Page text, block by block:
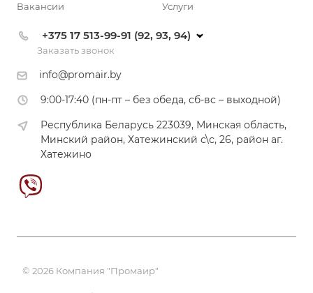
Вакансии
Услуги
+375 17 513-99-91 (92, 93, 94)
Заказать звонок
info@promair.by
9:00-17:40 (пн-пт – без обеда, сб-вс – выходной)
Республика Беларусь 223039, Минская область,
Минский район, Хатежинский с\с, 26, район аг.
Хатежино
© 2026 Компания "Промаир"